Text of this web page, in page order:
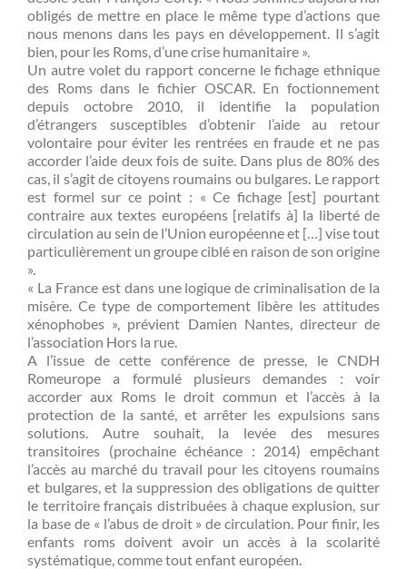
obligés de mettre en place le même type d’actions que
nous menons dans les pays en développement. Il s’agit
bien, pour les Roms, d’une crise humanitaire ».
Un autre volet du rapport concerne le fichage ethnique
des Roms dans le fichier OSCAR. En foctionnement
depuis octobre 2010, il identifie la population
d’étrangers susceptibles d’obtenir l’aide au retour
volontaire pour éviter les rentrées en fraude et ne pas
accorder l’aide deux fois de suite. Dans plus de 80% des
cas, il s’agit de citoyens roumains ou bulgares. Le rapport
est formel sur ce point : « Ce fichage [est] pourtant
contraire aux textes européens [relatifs à] la liberté de
circulation au sein de l’Union européenne et […] vise tout
particulièrement un groupe ciblé en raison de son origine
».
« La France est dans une logique de criminalisation de la
misère. Ce type de comportement libère les attitudes
xénophobes », prévient Damien Nantes, directeur de
l’association Hors la rue.
A l’issue de cette conférence de presse, le CNDH
Romeurope a formulé plusieurs demandes : voir
accorder aux Roms le droit commun et l’accès à la
protection de la santé, et arrêter les expulsions sans
solutions. Autre souhait, la levée des mesures
transitoires (prochaine échéance : 2014) empêchant
l’accès au marché du travail pour les citoyens roumains
et bulgares, et la suppression des obligations de quitter
le territoire français distribuées à chaque explusion, sur
la base de « l’abus de droit » de circulation. Pour finir, les
enfants roms doivent avoir un accès à la scolarité
systématique, comme tout enfant européen.